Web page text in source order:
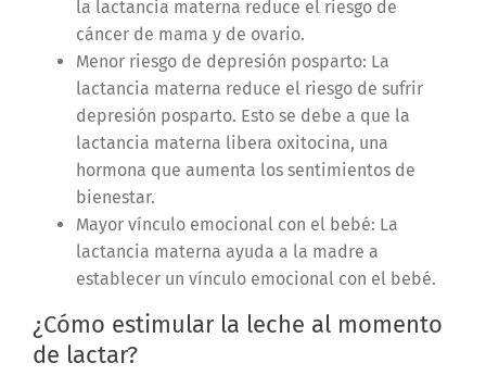
la lactancia materna reduce el riesgo de
cáncer de mama y de ovario.
Menor riesgo de depresión posparto: La
lactancia materna reduce el riesgo de sufrir
depresión posparto. Esto se debe a que la
lactancia materna libera oxitocina, una
hormona que aumenta los sentimientos de
bienestar.
Mayor vínculo emocional con el bebé: La
lactancia materna ayuda a la madre a
establecer un vínculo emocional con el bebé.
¿Cómo estimular la leche al momento
de lactar?